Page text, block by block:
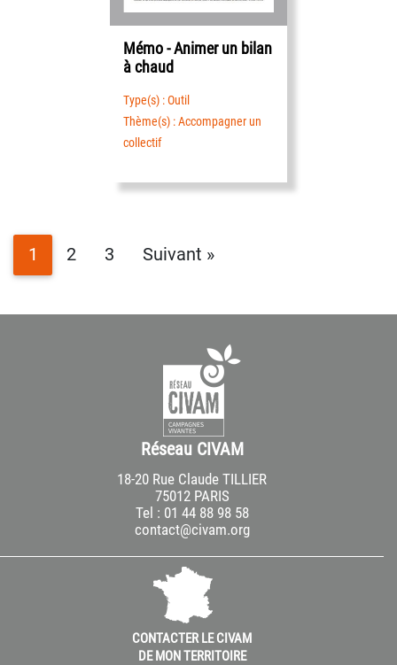
Mémo - Animer un bilan
à chaud
Type(s) : Outil
Thème(s) : Accompagner un
collectif
1 2 3 Suivant »
Réseau CIVAM
18-20 Rue Claude TILLIER
75012 PARIS
Tel : 01 44 88 98 58
contact@civam.org
CONTACTER LE CIVAM
DE MON TERRITOIRE